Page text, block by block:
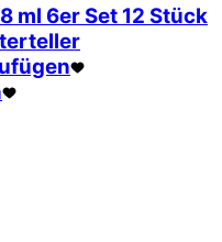
ml 6er Set 12 Stück